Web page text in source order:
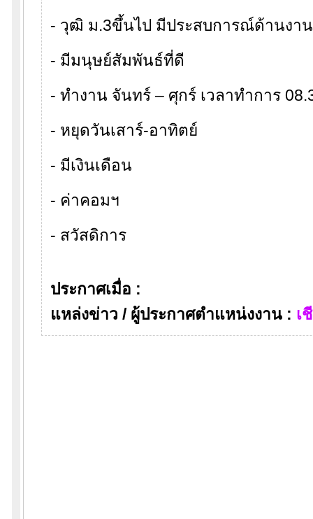
- วุฒิ ม.3ขึ้นไป มีประสบการณ์ด้านงา
- มีมนุษย์สัมพันธ์ที่ดี
- ทำงาน จันทร์ – ศุกร์ เวลาทำการ
- หยุดวันเสาร์-อาทิตย์
- มีเงินเดือน
- ค่าคอมฯ
- สวัสดิการ
ประกาศเมื่อ :
แหล่งข่าว / ผู้ประกาศตำแหน่งงาน : เ